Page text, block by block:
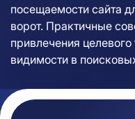
посещаемости сайта
ворот. Практичные
привлечения
видимости в